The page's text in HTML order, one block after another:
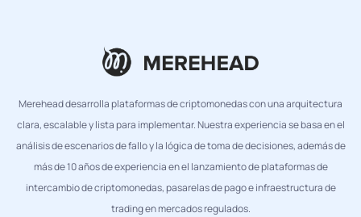
Merehead desarrolla plataformas de criptomonedas con una arquitectura
clara, escalable y lista para implementar. Nuestra experiencia se basa en el
análisis de escenarios de fallo y la lógica de toma de decisiones, además de
más de 10 años de experiencia en el lanzamiento de plataformas de
intercambio de criptomonedas, pasarelas de pago e infraestructura de
trading en mercados regulados.